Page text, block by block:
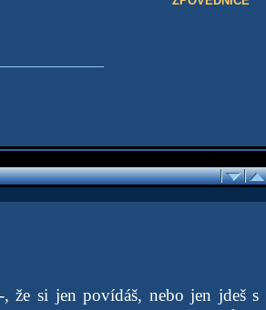
že si jen povídáš, nebo jen jdeš s